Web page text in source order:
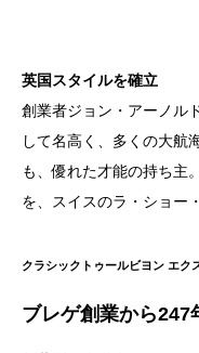
英国スタイルを確立
創業者ジョン・アーノル
して名高く、多くの大航
も、優れた才能の持ち主
を、スイスのラ・ショー
クラシックトゥールビヨン エク
ブレゲ創業から247